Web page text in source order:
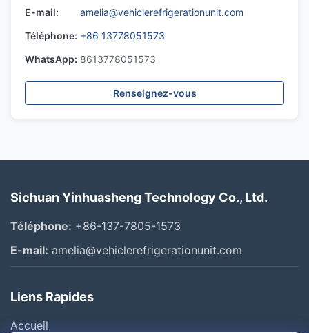
E-mail:
amelia@vehiclerefrigerationunit.com
Téléphone: +86 13778051573
WhatsApp: 8613778051573
Renseignez-vous
Sichuan Yinhuasheng Technology Co., Ltd.
Téléphone: +86-137-7805-1573
E-mail: amelia@vehiclerefrigerationunit.com
Liens Rapides
Accueil